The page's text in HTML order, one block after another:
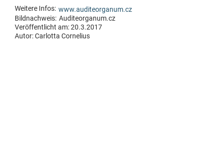
Weitere Infos: www.auditeorganum.cz
Bildnachweis: Auditeorganum.cz
Veröffentlicht am: 20.3.2017
Autor:Carlotta Cornelius